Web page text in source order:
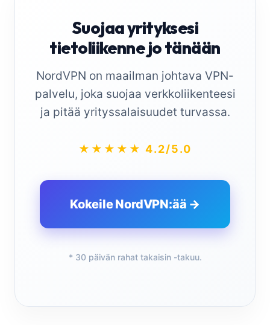
Suojaa yrityksesi
tietoliikenne jo tänään
NordVPN on maailman johtava VPN-
palvelu, joka suojaa verkkoliikenteesi
ja pitää yrityssalaisuudet turvassa.
★★★★★ 4.2/5.0
Kokeile NordVPN:ää →
* 30 päivän rahat takaisin -takuu.